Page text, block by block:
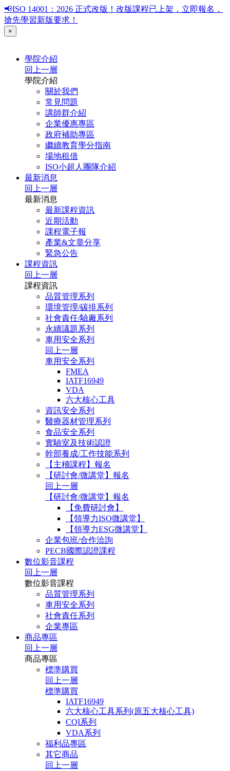
📢ISO 14001：2026 正式改版！改版課程已上架，立即報名，
搶先學習新版要求！
×
學院介紹
回上一層
學院介紹
關於我們
常見問題
講師群介紹
企業優惠專區
政府補助專區
繼續教育學分指南
場地租借
ISO小超人團隊介紹
最新消息
回上一層
最新消息
最新課程資訊
近期活動
課程電子報
產業&文章分享
緊急公告
課程資訊
回上一層
課程資訊
品質管理系列
環境管理/碳排系列
社會責任/驗廠系列
永續議題系列
車用安全系列
回上一層
車用安全系列
FMEA
IATF16949
VDA
六大核心工具
資訊安全系列
醫療器材管理系列
食品安全系列
實驗室及技術認證
幹部養成/工作技能系列
【主稽課程】報名
【研討會/微講堂】報名
回上一層
【研討會/微講堂】報名
【免費研討會】
【領導力ISO微講堂】
【領導力ESG微講堂】
企業包班/合作洽詢
PECB國際認證課程
數位影音課程
回上一層
數位影音課程
品質管理系列
車用安全系列
社會責任系列
企業專區
商品專區
回上一層
商品專區
標準購買
回上一層
標準購買
IATF16949
六大核心工具系列(原五大核心工具)
CQI系列
VDA系列
福利品專區
其它商品
回上一層